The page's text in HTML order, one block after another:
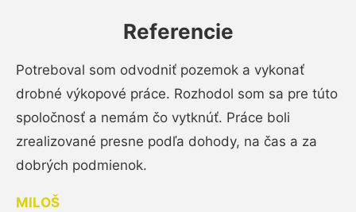
Referencie
Potreboval som odvodniť pozemok a vykonať
drobné výkopové práce. Rozhodol som sa pre túto
spoločnosť a nemám čo vytknúť. Práce boli
zrealizované presne podľa dohody, na čas a za
dobrých podmienok.
MILOŠ